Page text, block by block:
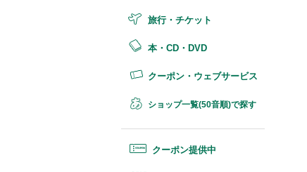
旅行・チケット
本・CD・DVD
クーポン・ウェブサービス
ショップ一覧(50音順)で探す
クーポン提供中